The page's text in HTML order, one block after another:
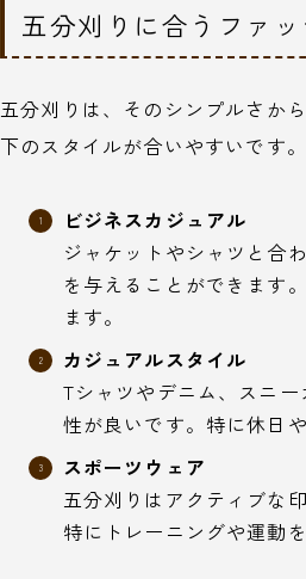
五分刈りに合うファッ
五分刈りは、そのシンプルさか
下のスタイルが合いやすいです。
ビジネスカジュアル
ジャケットやシャツと合
を与えることができます
ます。
カジュアルスタイル
Tシャツやデニム、スニ
性が良いです。特に休日
スポーツウェア
五分刈りはアクティブな
特にトレーニングや運動